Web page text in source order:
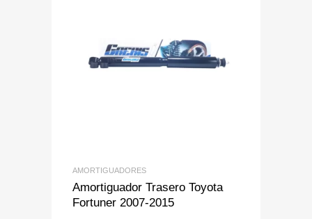
Add to Wishlist
Add to Compare
AMORTIGUADORES
Amortiguador Trasero Toyota
Fortuner 2007-2015